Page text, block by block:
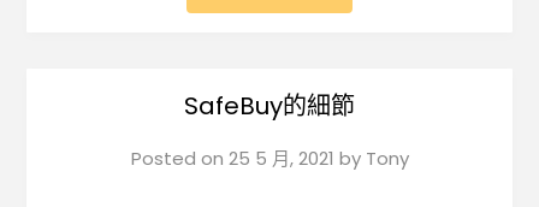
SafeBuy的細節
Posted on 25 5 月, 2021 by Tony